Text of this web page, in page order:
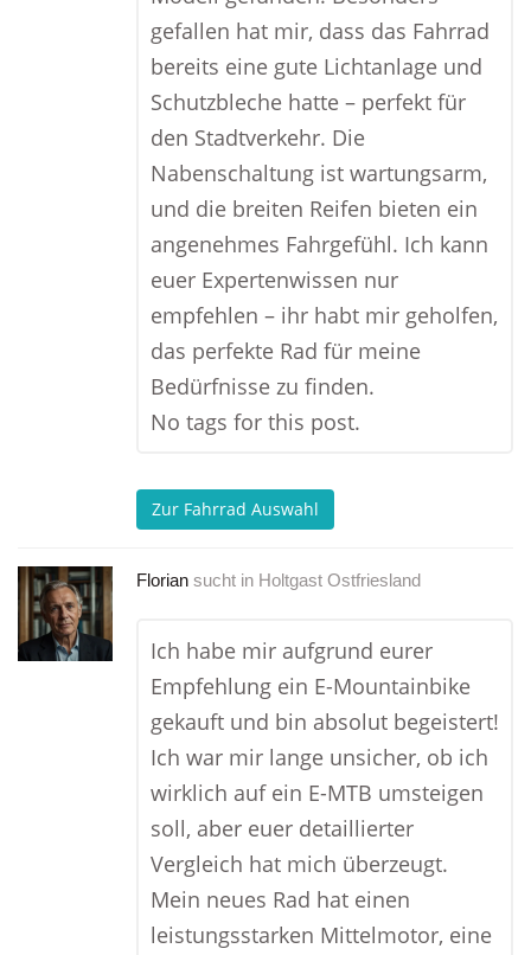
gefallen hat mir, dass das Fahrrad
bereits eine gute Lichtanlage und
Schutzbleche hatte – perfekt für
den Stadtverkehr. Die
Nabenschaltung ist wartungsarm,
und die breiten Reifen bieten ein
angenehmes Fahrgefühl. Ich kann
euer Expertenwissen nur
empfehlen – ihr habt mir geholfen,
das perfekte Rad für meine
Bedürfnisse zu finden.
No tags for this post.
Zur Fahrrad Auswahl
Florian sucht in Holtgast Ostfriesland
Ich habe mir aufgrund eurer
Empfehlung ein E-Mountainbike
gekauft und bin absolut begeistert!
Ich war mir lange unsicher, ob ich
wirklich auf ein E-MTB umsteigen
soll, aber euer detaillierter
Vergleich hat mich überzeugt.
Mein neues Rad hat einen
leistungsstarken Mittelmotor, eine